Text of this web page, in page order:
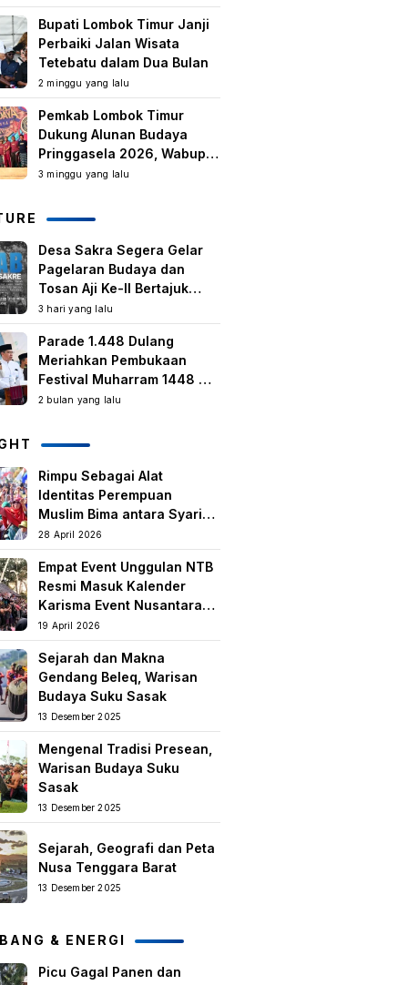
Bupati Lombok Timur Janji
Perbaiki Jalan Wisata
Tetebatu dalam Dua Bulan
2 minggu yang lalu
Pemkab Lombok Timur
Dukung Alunan Budaya
Pringgasela 2026, Wabup:
Kegiatan Berbasis
3 minggu yang lalu
Desa Sakra Segera Gelar
Pagelaran Budaya dan
Tosan Aji Ke-II Bertajuk
Samuhita Sakre
3 hari yang lalu
Parade 1.448 Dulang
Meriahkan Pembukaan
Festival Muharram 1448 H
di Lombok Timur
2 bulan yang lalu
Rimpu Sebagai Alat
Identitas Perempuan
Muslim Bima antara Syariat,
Tradisi lokal, dan
Manifestasi Nilai-nilai
keislaman
28 April 2026
Empat Event Unggulan NTB
Resmi Masuk Kalender
Karisma Event Nusantara
(KEN) 2026
19 April 2026
Sejarah dan Makna
Gendang Beleq, Warisan
Budaya Suku Sasak
13 Desember 2025
Mengenal Tradisi Presean,
Warisan Budaya Suku
Sasak
13 Desember 2025
Sejarah, Geografi dan Peta
Nusa Tenggara Barat
13 Desember 2025
& ENERGI
Picu Gagal Panen dan